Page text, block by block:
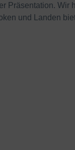
und Landen